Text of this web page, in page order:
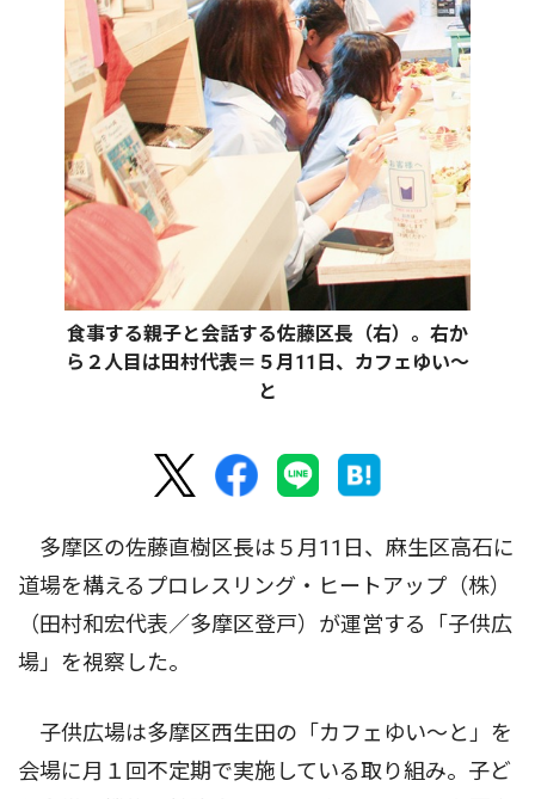
食事する親子と会話する佐藤区長（右）。右か
ら２人目は田村代表＝５月11日、カフェゆい〜
と
多摩区の佐藤直樹区長は５月11日、麻生区高石に
道場を構えるプロレスリング・ヒートアップ（株）
（田村和宏代表／多摩区登戸）が運営する「子供広
場」を視察した。
子供広場は多摩区西生田の「カフェゆい〜と」を
会場に月１回不定期で実施している取り組み。子ど